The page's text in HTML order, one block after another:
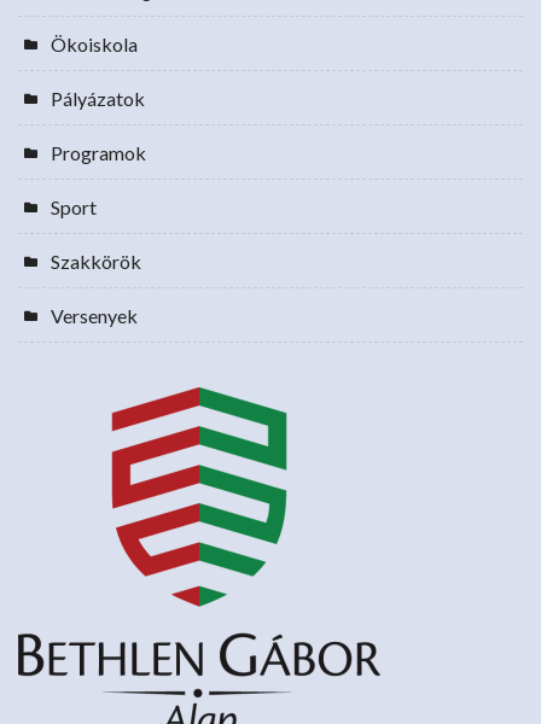
Ökoiskola
Pályázatok
Programok
Sport
Szakkörök
Versenyek